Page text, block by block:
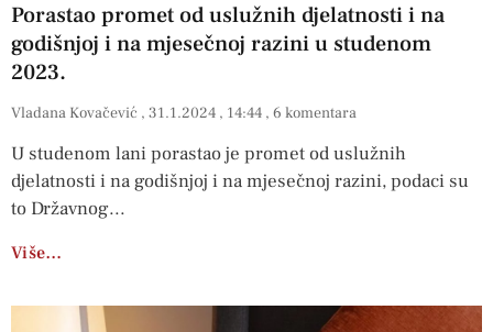
Porastao promet od uslužnih djelatnosti i na
godišnjoj i na mjesečnoj razini u studenom
2023.
Vladana Kovačević 31.1.2024 14:44 6 komentara
U studenom lani porastao je promet od uslužnih
djelatnosti i na godišnjoj i na mjesečnoj razini, podaci su
to Državnog
Više…